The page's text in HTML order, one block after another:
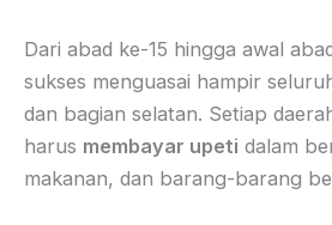
Dari abad ke-15 hingga awal
sukses menguasai hampir
dan bagian selatan. Setiap
harus membayar upeti dalam
makanan, dan barang-barang